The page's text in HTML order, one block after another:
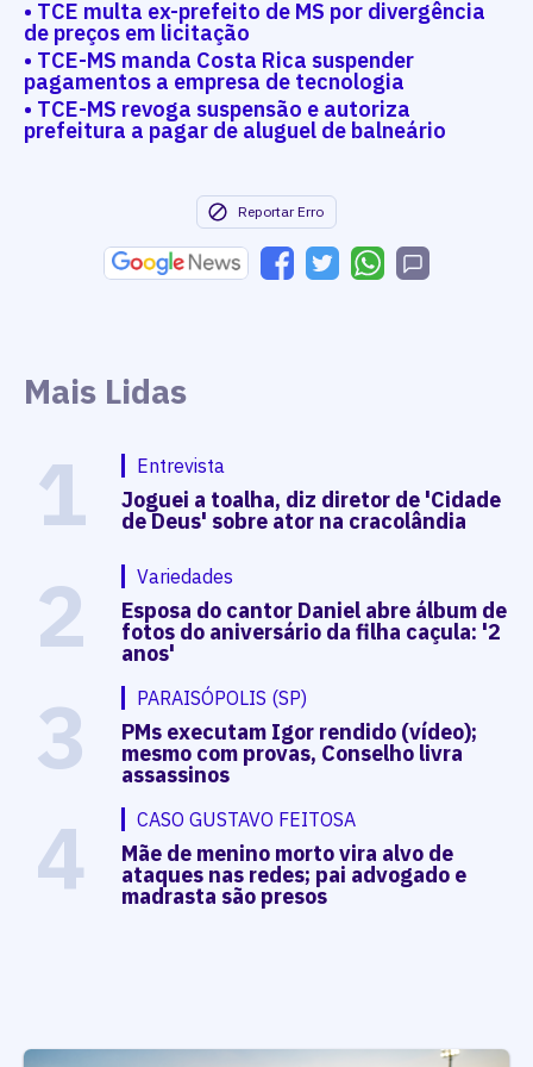
• TCE multa ex-prefeito de MS por divergência
de preços em licitação
• TCE-MS manda Costa Rica suspender
pagamentos a empresa de tecnologia
• TCE-MS revoga suspensão e autoriza
prefeitura a pagar de aluguel de balneário
Reportar Erro
Mais Lidas
1 Entrevista
Joguei a toalha, diz diretor de 'Cidade
de Deus' sobre ator na cracolândia
2 Variedades
Esposa do cantor Daniel abre álbum de
fotos do aniversário da filha caçula: '2
anos'
3 PARAISÓPOLIS (SP)
PMs executam Igor rendido (vídeo);
mesmo com provas, Conselho livra
assassinos
4 CASO GUSTAVO FEITOSA
Mãe de menino morto vira alvo de
ataques nas redes; pai advogado e
madrasta são presos